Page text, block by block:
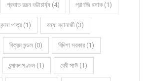
প্রভাত রঞ্জন ভট্টাচার্য্য (4) প্রাণজি বসাক (1)
বন্দনা পাত্র (1) বন্যা ব্যানার্জী (3)
বিক্রম মন্ডল (0) বিদিশা সরকার (1)
বৃন্দাবন মণ্ডল (1) বেবী সাউ (1)